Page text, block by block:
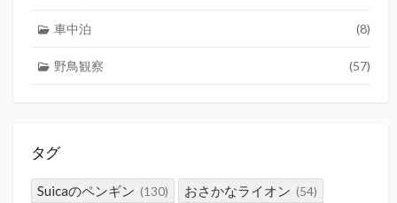
車中泊 (8)
野鳥観察 (57)
タグ
Suicaのペンギン (130) おさかなライオン (54)